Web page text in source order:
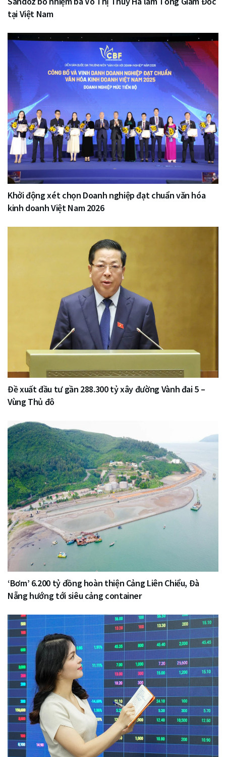
tại Việt Nam
Khởi động xét chọn Doanh nghiệp đạt chuẩn văn hóa
kinh doanh Việt Nam 2026
Đề xuất đầu tư gần 288.300 tỷ xây đường Vành đai 5 –
Vùng Thủ đô
‘Bơm’ 6.200 tỷ đồng hoàn thiện Cảng Liên Chiểu, Đà
Nẵng hướng tới siêu cảng container